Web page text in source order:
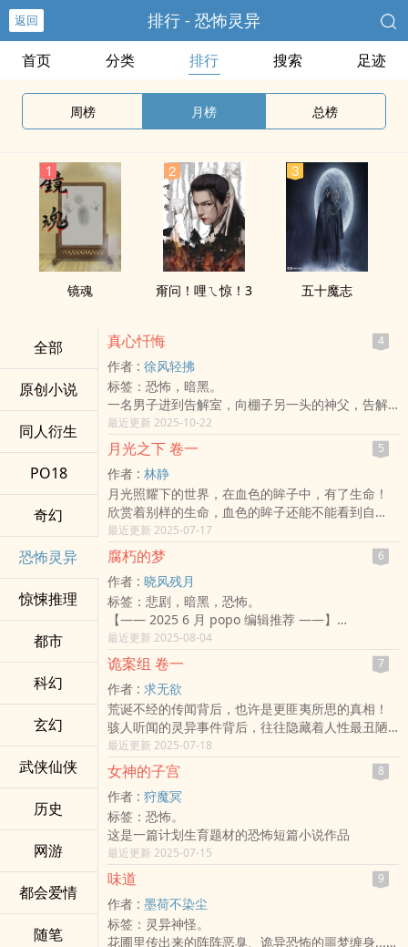
返回 排行 - 恐怖灵异
首页 分类 排行 搜索 足迹
周榜 月榜 总榜
镜魂 甭问！哩ㄟ惊！3 五十魔志
全部
原创小说
同人衍生
PO18
奇幻
恐怖灵异
惊悚推理
都市
科幻
玄幻
武侠仙侠
历史
网游
都会爱情
随笔
真心忏悔 4
作者 : 徐风轻拂
标签：恐怖，暗黑。
一名男子进到告解室，向棚子另一头的神父，告解
自己「逐渐堕落」的一生，以及自己如何在狱中
「邂逅化学，」并诚心信上帝，恳求宽恕……
最近更新 2025-10-22
月光之下 卷一 5
作者 : 林静
月光照耀下的世界，在血色的眸子中，有了生命！
欣赏着别样的生命，血色的眸子还能不能看到自
己，看到站在自己身旁的人。
最近更新 2025-07-17
腐朽的梦 6
作者 : 晓风残月
标签：悲剧，暗黑，恐怖。
【—— 2025 6 月 popo 编辑推荐 ——】
他的身影在光线中显得高大而模糊，绅士帽的帽沿
遮住了面孔，只有那既温柔又诡异的笑容清晰可见
——像陷阱中绽放的花朵。
「你愿意跟我走吗？」他低声问，「我会给你温暖
的床和饱足的食物，再也不用流浪街头。」
流浪孤儿莉莉本以为自己找到了庇护的家，直到她
发现这里隐藏着残酷的秘密。孩子们一个接一个地
消失，哥哥的微笑却始终平静，仿佛一切都在他的
掌控之中。
当爱与疯狂交织，救赎与罪孽难分，莉莉是否能正
视真相，还是将被这无尽的黑暗吞噬？
每周五晚上更新
— 已完结
最近更新 2025-08-04
诡案组 卷一 7
作者 : 求无欲
荒诞不经的传闻背后，也许是更匪夷所思的真相！
骇人听闻的灵异事件背后，往往隐藏着人性最丑陋
的一面。为追求真相，慕申羽跟其他诡案组成员不
惜屡次以身犯险，解开一个又一个疑团，以还原事
实真相。然而，真相也许比表像更不可思议、难以
置信！ 恐怖源于真实！白蛇异冢、影子杀人、九天
化尸、女婴屠场、死仔洞……一宗宗真实的灵异事件
穿插于虚构的故事当中，交织成集灵异、惊悚、推
理于一身的《诡案组》。
最近更新 2025-07-18
女神的子宫 8
作者 : 狩魔冥
标签：恐怖。
这是一篇计划生育题材的恐怖短篇小说作品
最近更新 2025-07-15
味道 9
作者 : 墨荷不染尘
标签：灵异神怪。
花圃里传出来的阵阵恶臭、诡异恐怖的噩梦缠身...